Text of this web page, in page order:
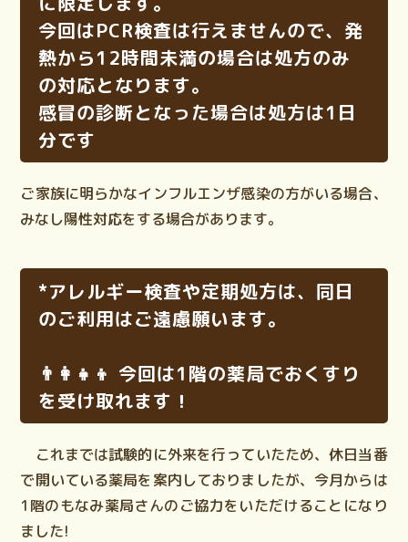
今回はPCR検査は行えませんので、発
熱から12時間未満の場合は処方のみ
の対応となります。
感冒の診断となった場合は処方は1日
分です
ご家族に明らかなインフルエンザ感染の方がいる場合、
みなし陽性対応をする場合があります。
*アレルギー検査や定期処方は、同日
のご利用はご遠慮願います。
👨‍👩‍👧‍👦 今回は1階の薬局でおくすり
を受け取れます！
これまでは試験的に外来を行っていたため、休日当番
で開いている薬局を案内しておりましたが、今月からは
1階のもなみ薬局さんのご協力をいただけることになり
ました!